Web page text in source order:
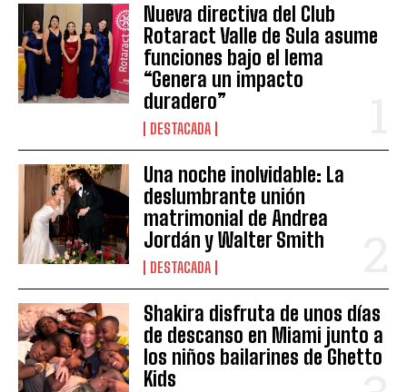
Nueva directiva del Club
Rotaract Valle de Sula asume
funciones bajo el lema
“Genera un impacto
duradero”
DESTACADA
Una noche inolvidable: La
deslumbrante unión
matrimonial de Andrea
Jordán y Walter Smith
DESTACADA
Shakira disfruta de unos días
de descanso en Miami junto a
los niños bailarines de Ghetto
Kids